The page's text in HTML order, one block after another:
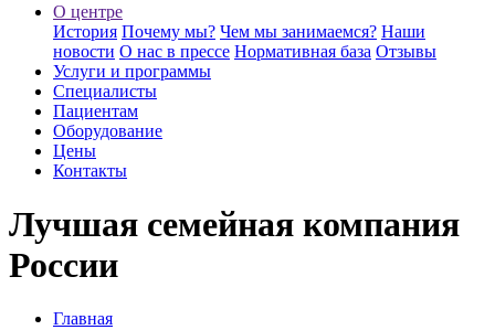
О центре
История Почему мы? Чем мы занимаемся? Наши
новости О нас в прессе Нормативная база Отзывы
Услуги и программы
Специалисты
Пациентам
Оборудование
Цены
Контакты
Лучшая семейная компания
России
Главная